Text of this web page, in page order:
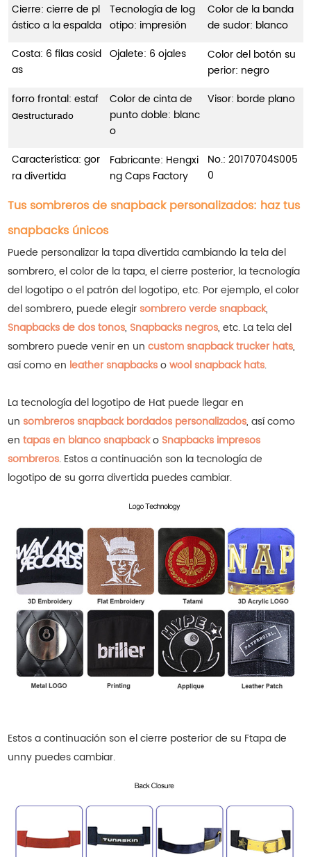
Cierre: cierre de pl
ástico a la espalda
Tecnología de log
otipo: impresión
Color de la banda
de sudor: blanco
Costa: 6 filas cosid
as
Ojalete: 6 ojales
Color del botón su
perior: negro
forro frontal: estaf
aestructurado
Color de cinta de
punto doble: blanc
o
Visor: borde plano
Característica: gor
ra divertida
Fabricante: Hengxi
ng Caps Factory
No.: 20170704S005
0
Tus sombreros de snapback personalizados: haz tus
snapbacks únicos
Puede personalizar la tapa divertida cambiando la tela del
sombrero, el color de la tapa, el cierre posterior, la tecnología
del logotipo o el patrón del logotipo, etc. Por ejemplo, el color
del sombrero, puede elegir sombrero verde snapback,
Snapbacks de dos tonos, Snapbacks negros, etc. La tela del
sombrero puede venir en uncustom snapback trucker hats,
así como en leather snapbacksowool snapback hats.
La tecnología del logotipo de Hat puede llegar en
un sombreros snapback bordados personalizados, así como
entapas en blanco snapbacko Snapbacks impresos
sombreros. Estos a continuación son la tecnología de
logotipo de sugorra divertida puedes cambiar.
Estos a continuación son el cierre posterior de su Ftapa de
unny puedes cambiar.